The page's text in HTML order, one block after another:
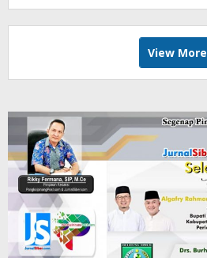
Dua Kali Tak Hadiri Panggilan
View More